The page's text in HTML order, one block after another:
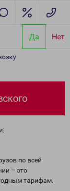
Да Нет
по всей
– это
тарифам.